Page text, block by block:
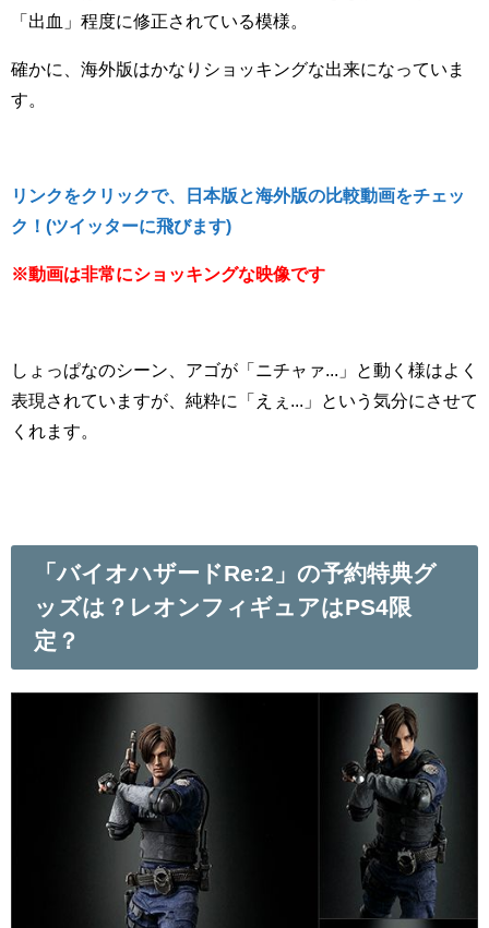
「出血」程度に修正されている模様。
確かに、海外版はかなりショッキングな出来になっていま
す。
リンクをクリックで、日本版と海外版の比較動画をチェッ
ク！(ツイッターに飛びます)
※動画は非常にショッキングな映像です
しょっぱなのシーン、アゴが「ニチャァ...」と動く様はよく
表現されていますが、純粋に「えぇ...」という気分にさせて
くれます。
「バイオハザードRe:2」の予約特典グ
ッズは？レオンフィギュアはPS4限
定？